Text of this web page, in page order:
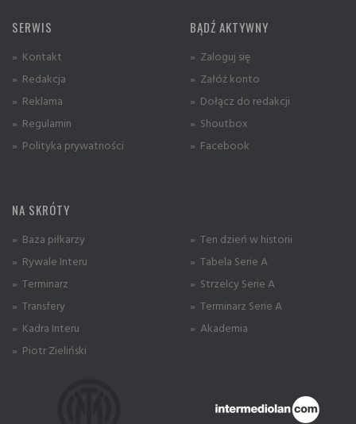
SERWIS
» Kontakt
» Redakcja
» Reklama
» Regulamin
» Polityka prywatności
BĄDŹ AKTYWNY
» Zaloguj się
» Załóż konto
» Dołącz do redakcji
» Shoutbox
» Facebook
NA SKRÓTY
» Baza piłkarzy
» Rywale Interu
» Terminarz
» Transfery
» Kadra Interu
» Piotr Zieliński
» Ten dzień w historii
» Tabela Serie A
» Strzelcy Serie A
» Terminarz Serie A
» Akademia